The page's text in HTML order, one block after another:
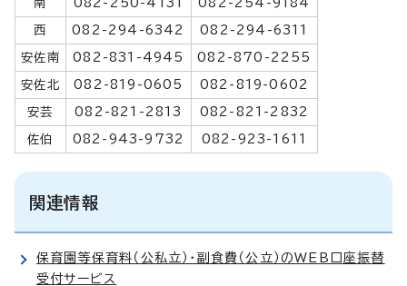
西 082-294-6342 082-294-6311
安佐南 082-831-4945 082-870-2255
安佐北 082-819-0605 082-819-0602
安芸 082-821-2813 082-821-2832
佐伯 082-943-9732 082-923-1611
関連情報
保育園等保育料（公私立）・副食費（公立）のWEB口座振替
受付サービス